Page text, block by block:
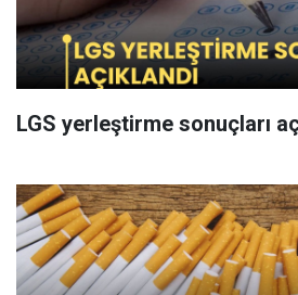
LGS yerleştirme sonuçları